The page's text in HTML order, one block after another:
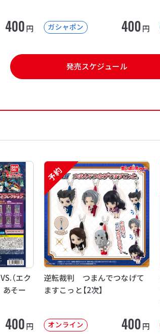
400円 ガシャポン 400円
発売スケジュール
（エク
あそー
400円
予約
逆転裁判 つまんでつなげて
ますこっと【2次】
オンライン 400円